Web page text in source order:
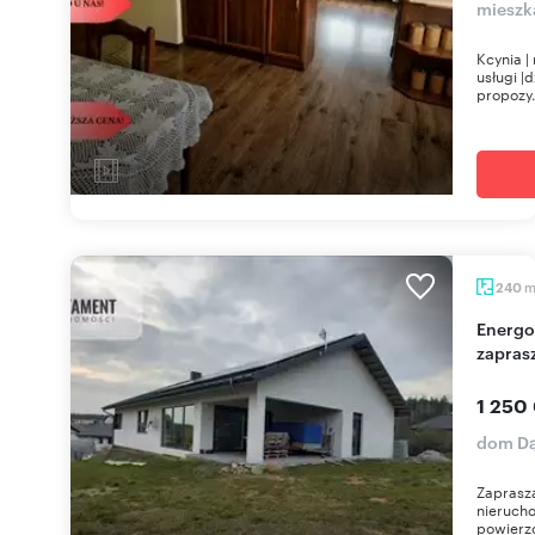
Kcynia
usługi
240 m
Energooszczędny dom z garażem i własną wodą -
1 250
dom